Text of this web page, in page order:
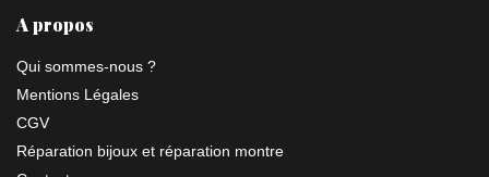
A propos
Qui sommes-nous ?
Mentions Légales
CGV
Réparation bijoux et réparation montre